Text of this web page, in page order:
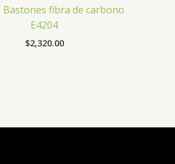
Bastones fibra de carbono
E4204
$2,320.00